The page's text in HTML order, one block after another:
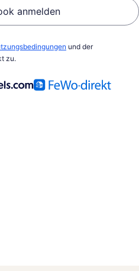
anmelden
und der
zu.